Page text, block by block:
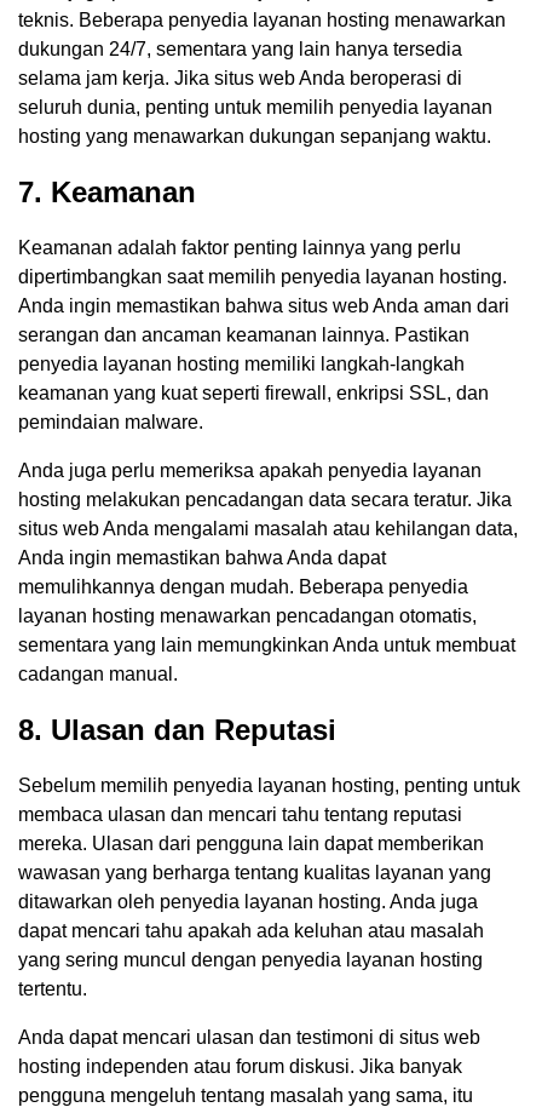
teknis. Beberapa penyedia layanan hosting menawarkan
dukungan 24/7, sementara yang lain hanya tersedia
selama jam kerja. Jika situs web Anda beroperasi di
seluruh dunia, penting untuk memilih penyedia layanan
hosting yang menawarkan dukungan sepanjang waktu.
7. Keamanan
Keamanan adalah faktor penting lainnya yang perlu
dipertimbangkan saat memilih penyedia layanan hosting.
Anda ingin memastikan bahwa situs web Anda aman dari
serangan dan ancaman keamanan lainnya. Pastikan
penyedia layanan hosting memiliki langkah-langkah
keamanan yang kuat seperti firewall, enkripsi SSL, dan
pemindaian malware.
Anda juga perlu memeriksa apakah penyedia layanan
hosting melakukan pencadangan data secara teratur. Jika
situs web Anda mengalami masalah atau kehilangan data,
Anda ingin memastikan bahwa Anda dapat
memulihkannya dengan mudah. Beberapa penyedia
layanan hosting menawarkan pencadangan otomatis,
sementara yang lain memungkinkan Anda untuk membuat
cadangan manual.
8. Ulasan dan Reputasi
Sebelum memilih penyedia layanan hosting, penting untuk
membaca ulasan dan mencari tahu tentang reputasi
mereka. Ulasan dari pengguna lain dapat memberikan
wawasan yang berharga tentang kualitas layanan yang
ditawarkan oleh penyedia layanan hosting. Anda juga
dapat mencari tahu apakah ada keluhan atau masalah
yang sering muncul dengan penyedia layanan hosting
tertentu.
Anda dapat mencari ulasan dan testimoni di situs web
hosting independen atau forum diskusi. Jika banyak
pengguna mengeluh tentang masalah yang sama, itu